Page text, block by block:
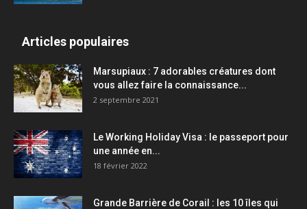
Articles populaires
Marsupiaux : 7 adorables créatures dont
vous allez faire la connaissance...
2 septembre 2021
Le Working Holiday Visa : le passeport pour
une année en...
18 février 2022
Grande Barrière de Corail : les 10 îles qui